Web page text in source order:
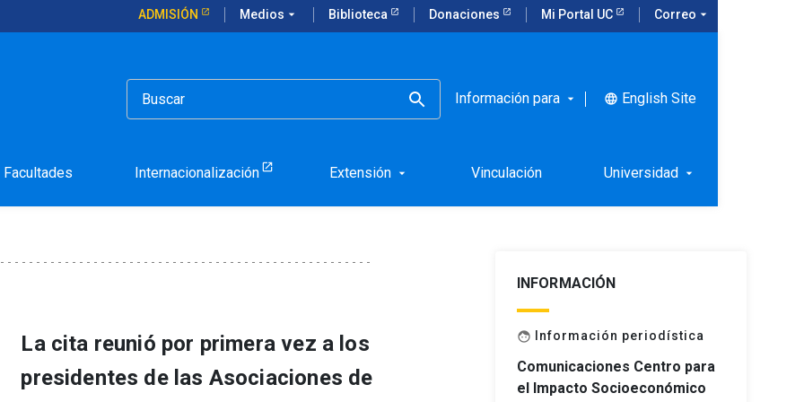
ADMISIÓN Medios arrow_drop_down Biblioteca Donaciones Mi Portal UC Correo arrow_drop_down
Información para arrow_drop_down language English Site
Facultades Internacionalización Extensión arrow_drop_down Vinculación Universidad arrow_drop_down
en Conferencia Anual de la
Economistas Ambientales
La cita reunió por primera vez a los
presidentes de las Asociaciones de
INFORMACIÓN
face Información periodística
Comunicaciones Centro para
el Impacto Socioeconómico